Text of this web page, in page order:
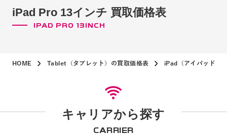
iPad Pro 13インチ 買取価格表
IPAD PRO 13INCH
HOME Tablet（タブレット）の買取価格表 iPad（アイパッド）
キャリアから探す
CARRIER